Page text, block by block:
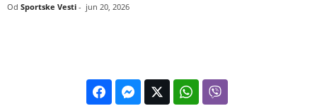
Od Sportske Vesti - jun 20, 2026